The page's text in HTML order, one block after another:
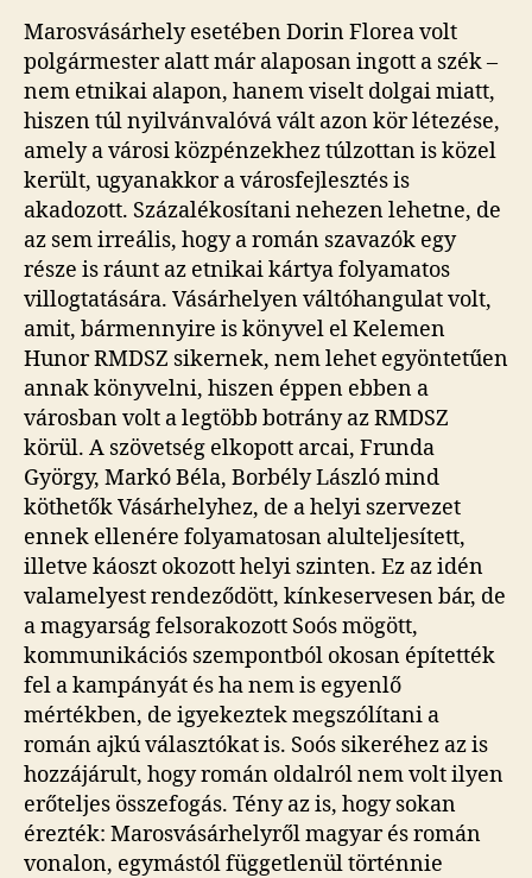
Marosvásárhely esetében Dorin Florea volt
polgármester alatt már alaposan ingott a szék –
nem etnikai alapon, hanem viselt dolgai miatt,
hiszen túl nyilvánvalóvá vált azon kör létezése,
amely a városi közpénzekhez túlzottan is közel
került, ugyanakkor a városfejlesztés is
akadozott. Százalékosítani nehezen lehetne, de
az sem irreális, hogy a román szavazók egy
része is ráunt az etnikai kártya folyamatos
villogtatására. Vásárhelyen váltóhangulat volt,
amit, bármennyire is könyvel el Kelemen
Hunor RMDSZ sikernek, nem lehet egyöntetűen
annak könyvelni, hiszen éppen ebben a
városban volt a legtöbb botrány az RMDSZ
körül. A szövetség elkopott arcai, Frunda
György, Markó Béla, Borbély László mind
köthetők Vásárhelyhez, de a helyi szervezet
ennek ellenére folyamatosan alulteljesített,
illetve káoszt okozott helyi szinten. Ez az idén
valamelyest rendeződött, kínkeservesen bár, de
a magyarság felsorakozott Soós mögött,
kommunikációs szempontból okosan építették
fel a kampányát és ha nem is egyenlő
mértékben, de igyekeztek megszólítani a
román ajkú választókat is. Soós sikeréhez az is
hozzájárult, hogy román oldalról nem volt ilyen
erőteljes összefogás. Tény az is, hogy sokan
érezték: Marosvásárhelyről magyar és román
vonalon, egymástól függetlenül történnie